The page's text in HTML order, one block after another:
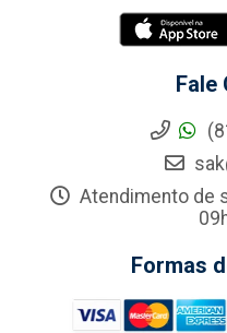
Fale
Atendimento de
Formas